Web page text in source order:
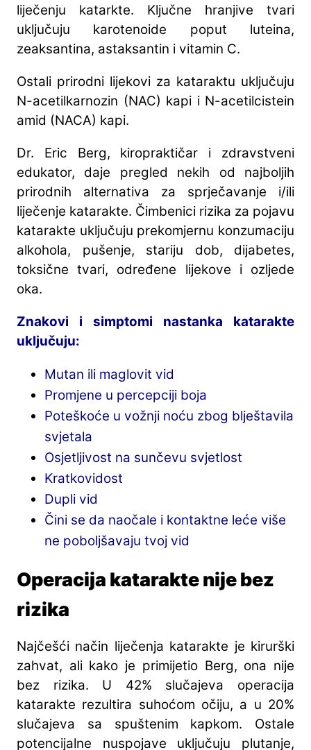
liječenju katarkte. Ključne hranjive tvari
uključuju karotenoide poput luteina,
zeaksantina, astaksantin i vitamin C.
Ostali prirodni lijekovi za kataraktu uključuju
N-acetilkarnozin (NAC) kapi i N-acetilcistein
amid (NACA) kapi.
Dr. Eric Berg, kiropraktičar i zdravstveni
edukator, daje pregled nekih od najboljih
prirodnih alternativa za sprječavanje i/ili
liječenje katarakte. Čimbenici rizika za pojavu
katarakte uključuju prekomjernu konzumaciju
alkohola, pušenje, stariju dob, dijabetes,
toksične tvari, određene lijekove i ozljede
oka.
Znakovi i simptomi nastanka katarakte
uključuju:
Mutan ili maglovit vid
Promjene u percepciji boja
Poteškoće u vožnji noću zbog blještavila
svjetala
Osjetljivost na sunčevu svjetlost
Kratkovidost
Dupli vid
Čini se da naočale i kontaktne leće više
ne poboljšavaju tvoj vid
Operacija katarakte nije bez
rizika
Najčešći način liječenja katarakte je kirurški
zahvat, ali kako je primijetio Berg, ona nije
bez rizika. U 42% slučajeva operacija
katarakte rezultira suhoćom očiju, a u 20%
slučajeva sa spuštenim kapkom. Ostale
potencijalne nuspojave uključuju plutanje,